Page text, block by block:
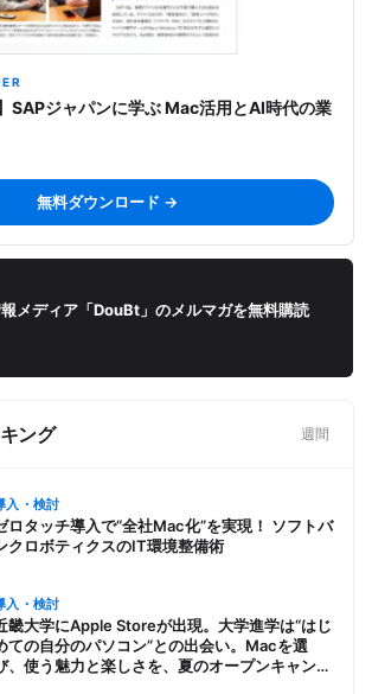
SAPジャパンに学ぶ Mac活用とAI時代の業
無料ダウンロード →
メディア「DouBt」のメルマガを無料購読
ング 週間
入・検討
ロタッチ導入で“全社Mac化”を実現！ ソフトバ
クロボティクスのIT環境整備術
入・検討
畿大学にApple Storeが出現。大学進学は“はじ
ての自分のパソコン”との出会い。Macを選
、使う魅力と楽しさを、夏のオープンキャンパ